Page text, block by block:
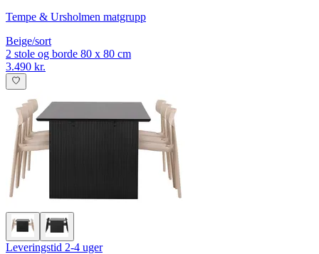
Tempe & Ursholmen matgrupp
Beige/sort
2 stole og borde 80 x 80 cm
3.490 kr.
Leveringstid 2-4 uger